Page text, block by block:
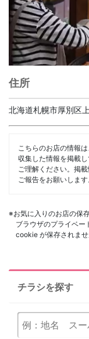
住所
北海道札幌市厚別区
こちらのお店の情報
収集した情報を掲載
ご理解ください。掲
ご報告をお願いします
※お気に入りのお店の保
ブラウザのプライベー
cookie が保存されませ
チラシを探す